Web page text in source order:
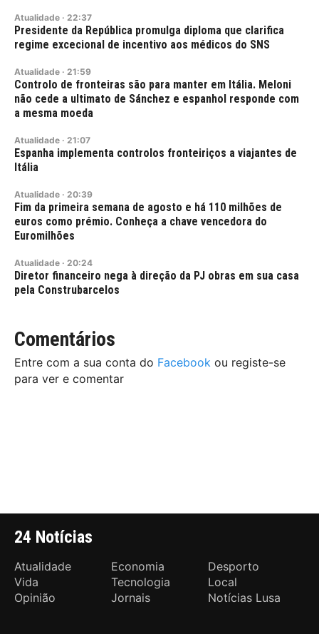
Atualidade · 22:37
Presidente da República promulga diploma que clarifica
regime excecional de incentivo aos médicos do SNS
Atualidade · 21:59
Controlo de fronteiras são para manter em Itália. Meloni
não cede a ultimato de Sánchez e espanhol responde com
a mesma moeda
Atualidade · 21:07
Espanha implementa controlos fronteiriços a viajantes de
Itália
Atualidade · 20:39
Fim da primeira semana de agosto e há 110 milhões de
euros como prémio. Conheça a chave vencedora do
Euromilhões
Atualidade · 20:24
Diretor financeiro nega à direção da PJ obras em sua casa
pela Construbarcelos
Comentários
Entre com a sua conta do Facebook ou registe-se
para ver e comentar
24 Notícias
Atualidade Economia
Desporto
Vida
Tecnologia
Local
Opinião
Jornais Notícias Lusa